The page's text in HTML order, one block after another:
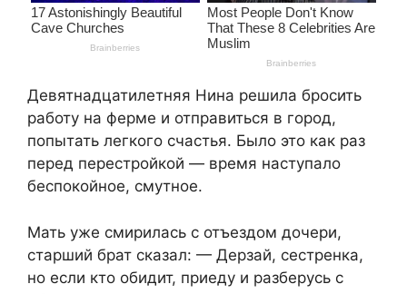
Девятнадцатилетняя Нина решила бросить
работу на ферме и отправиться в город,
попытать легкого счастья. Было это как раз
перед перестройкой — время наступало
беспокойное, смутное.
Мать уже смирилась с отъездом дочери,
старший брат сказал: — Дерзай, сестренка,
но если кто обидит, приеду и разберусь с